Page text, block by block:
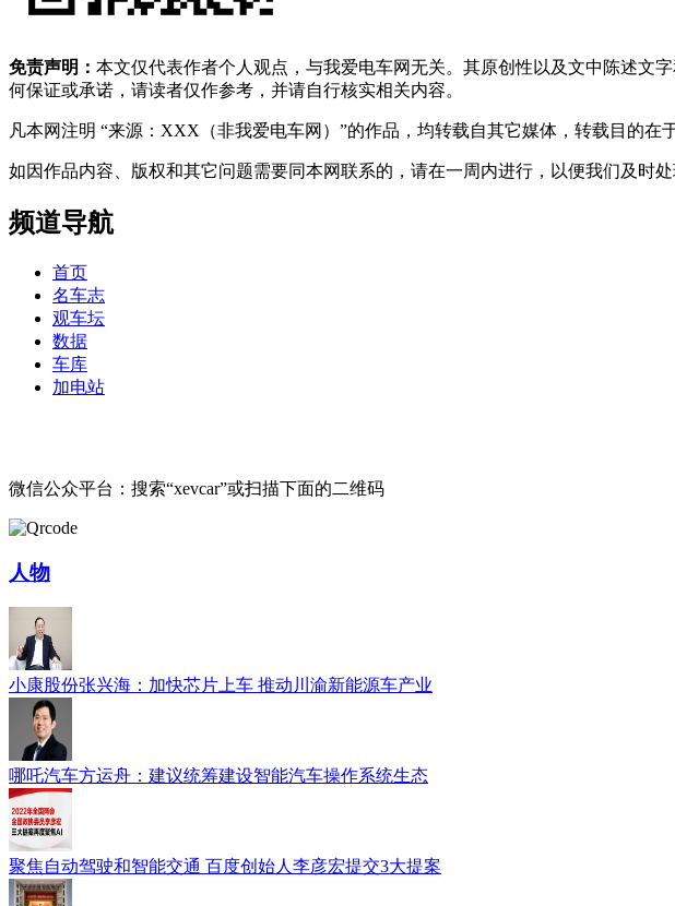
免责声明： 本文仅代表作者个人观点，与我爱电车网无关。其原创性以及文中陈述文
何保证或承诺，请读者仅作参考，并请自行核实相关内容。
凡本网注明 “来源：XXX（非我爱电车网）”的作品，均转载自其它媒体，转载目的在
如因作品内容、版权和其它问题需要同本网联系的，请在一周内进行，以便我们及时处
频道导航
首页
名车志
观车坛
数据
车库
加电站
微信公众平台：搜索“xevcar”或扫描下面的二维码
人物
小康股份张兴海：加快芯片上车 推动川渝新能源车产业
哪吒汽车方运舟：建议统筹建设智能汽车操作系统生态
聚焦自动驾驶和智能交通 百度创始人李彦宏提交3大提案